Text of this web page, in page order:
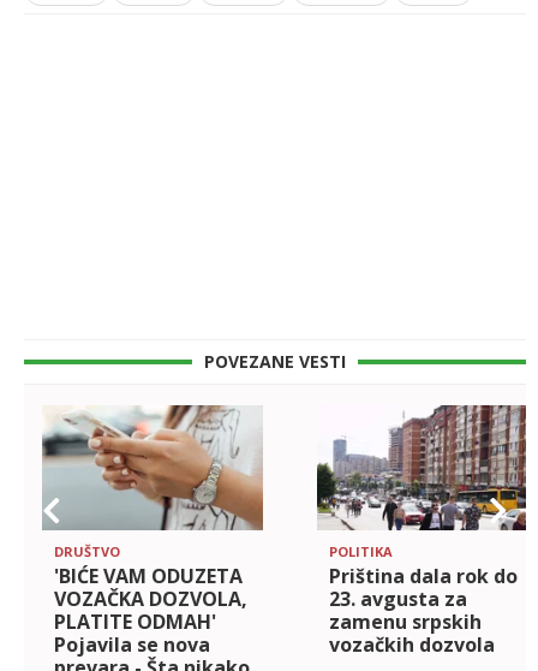
POVEZANE VESTI
DRUŠTVO
'BIĆE VAM ODUZETA
VOZAČKA DOZVOLA,
PLATITE ODMAH'
Pojavila se nova
POLITIKA
Priština dala rok do
23. avgusta za
zamenu srpskih
vozačkih dozvola